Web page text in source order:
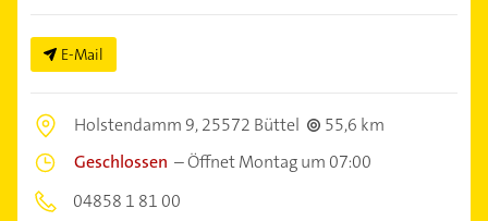
E-Mail
Holstendamm 9,25572 Büttel
55,6 km
Geschlossen –Öffnet Montag um 07:00
04858 1 81 00